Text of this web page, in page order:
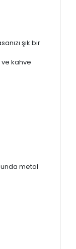
şık bir
kahve
metal